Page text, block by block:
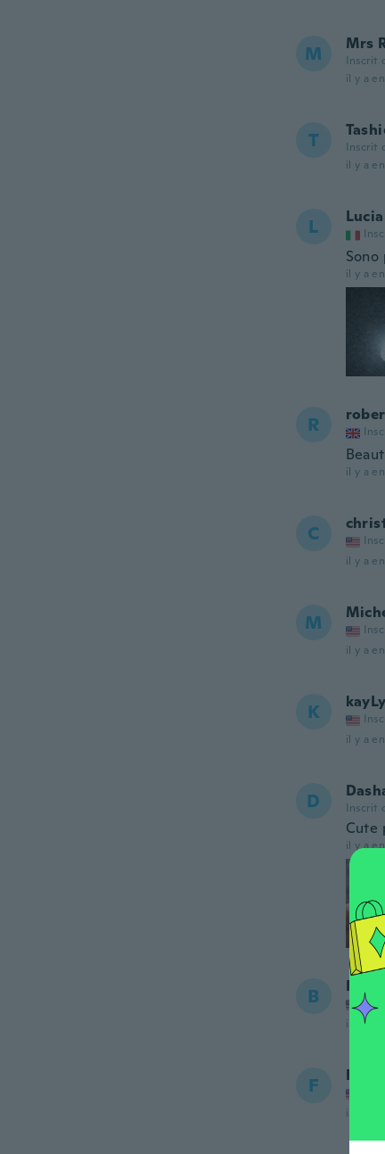
M Mrs
Inscrit
il y a
T Inscrit
il y a
L
Sono
il y a
R
il y a
C
il y a
M
il y a
K
il y a
D Inscrit
Cute
il y a
B Beth
il y a
F Fred
il y a